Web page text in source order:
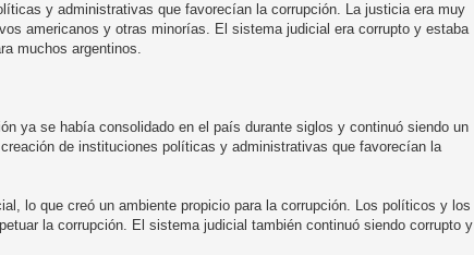
y administrativas que favorecían la corrupción. La justicia era muy
americanos y otras minorías. El sistema judicial era corrupto y estaba
muchos argentinos.
ya se había consolidado en el país durante siglos y continuó siendo un
de instituciones políticas y administrativas que favorecían la
lo que creó un ambiente propicio para la corrupción. Los políticos y los
la corrupción. El sistema judicial también continuó siendo corrupto y